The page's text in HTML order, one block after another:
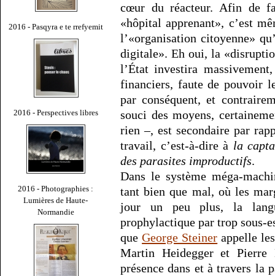
2016 - Pasqyra e te rrefyemit
2016 - Perspectives libres
2016 - Photographies :
Lumières de Haute-
Normandie
cœur du réacteur. Afin de
«hôpital apprenant», c’est
l’«organisation citoyenne»
digitale». Eh oui, la
l’État investira
financiers, faute de pouvoir
par conséquent, et
souci des moyens,
rien –, est secondaire par
travail, c’est-à-dire à la
des parasites improductifs.
Dans le système méga-
tant bien que mal, où les
jour un peu plus, la
prophylactique par trop sous-
queGeorge Steiner appelle
Martin Heidegger et
présence dans et à travers la